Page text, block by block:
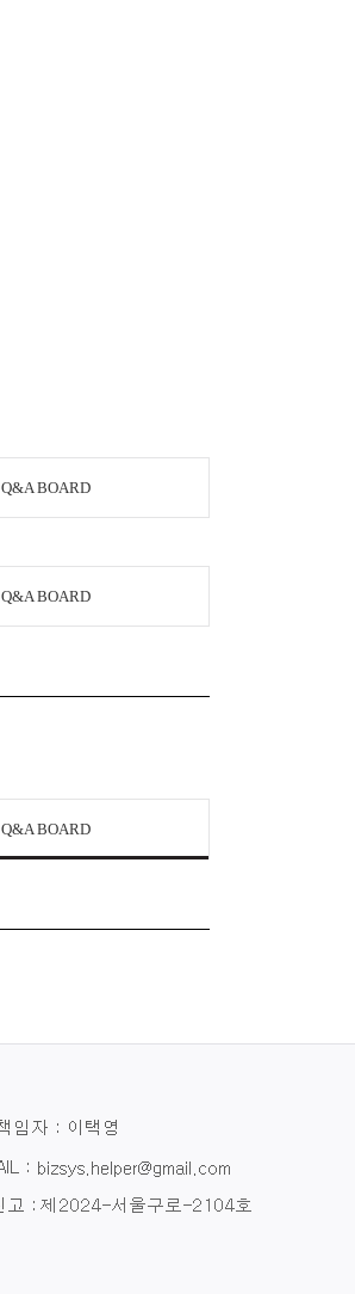
Q&A BOARD
Q&A BOARD
Q&A BOARD